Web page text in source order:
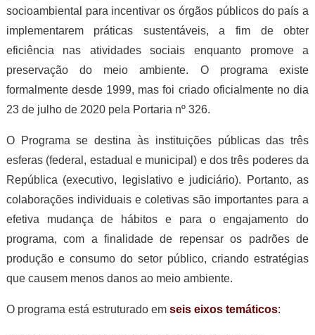
socioambiental para incentivar os órgãos públicos do país a
implementarem práticas sustentáveis, a fim de obter
eficiência nas atividades sociais enquanto promove a
preservação do meio ambiente. O programa existe
formalmente desde 1999, mas foi criado oficialmente no dia
23 de julho de 2020 pela Portaria nº 326.
O Programa se destina às instituições públicas das três
esferas (federal, estadual e municipal) e dos três poderes da
República (executivo, legislativo e judiciário). Portanto, as
colaborações individuais e coletivas são importantes para a
efetiva mudança de hábitos e para o engajamento do
programa, com a finalidade de repensar os padrões de
produção e consumo do setor público, criando estratégias
que causem menos danos ao meio ambiente.
O programa está estruturado em seis eixos temáticos: